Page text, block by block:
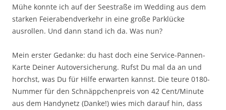
Mühe konnte ich auf der Seestraße im Wedding aus dem
starken Feierabendverkehr in eine große Parklücke
ausrollen. Und dann stand ich da. Was nun?
Mein erster Gedanke: du hast doch eine Service-Pannen-
Karte Deiner Autoversicherung. Rufst Du mal da an und
horchst, was Du für Hilfe erwarten kannst. Die teure 0180-
Nummer für den Schnäppchenpreis von 42 Cent/Minute
aus dem Handynetz (Danke!) wies mich darauf hin, dass